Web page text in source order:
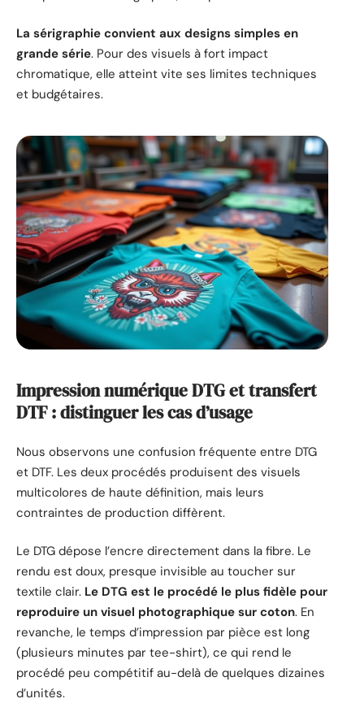
La sérigraphie convient aux designs simples en
grande série. Pour des visuels à fort impact
chromatique, elle atteint vite ses limites techniques
et budgétaires.
Impression numérique DTG et transfert
DTF : distinguer les cas d’usage
Nous observons une confusion fréquente entre DTG
et DTF. Les deux procédés produisent des visuels
multicolores de haute définition, mais leurs
contraintes de production diffèrent.
Le DTG dépose l’encre directement dans la fibre. Le
rendu est doux, presque invisible au toucher sur
textile clair. Le DTG est le procédé le plus fidèle pour
reproduire un visuel photographique sur coton. En
revanche, le temps d’impression par pièce est long
(plusieurs minutes par tee-shirt), ce qui rend le
procédé peu compétitif au-delà de quelques dizaines
d’unités.